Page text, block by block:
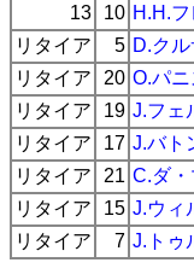
13
10 H.H.
リタイア
5 D.ク
リタイア
20 O.パニ
リタイア
19 J.フェ
リタイア
17 J.バト
リタイア
21 C.ダ・
リタイア
15 J.ウィ
リタイア
7 J.トゥ